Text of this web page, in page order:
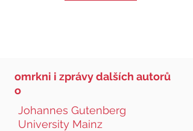
omrkni i zprávy dalších autorů
o
Johannes Gutenberg
University Mainz